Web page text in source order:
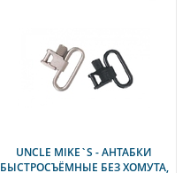
UNCLE MIKE`S - АНТАБКИ
БЫСТРОСЪЁМНЫЕ БЕЗ ХОМУТА,